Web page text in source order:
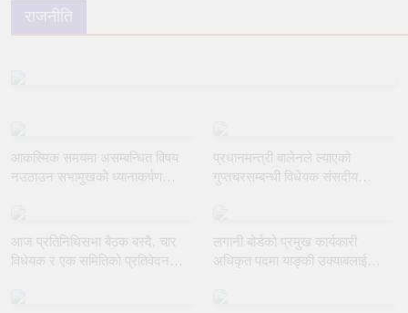
राजनीति
आकस्मिक समयमा असम्बन्धित विषय
नउठाउन सभामुखको ध्यानाकर्षण
प्रधानमन्त्री बालेनले ल्याएको
गुप्तचरसम्बन्धी विधेयक संसदीय
आज प्रतिनिधिसभा बैठक बस्दै, चार
विधेयक र एक समितिको प्रतिवेदन
लगानी बोर्डको प्रमुख कार्यकारी
अधिकृत पदमा याङ्की उक्याबलाई